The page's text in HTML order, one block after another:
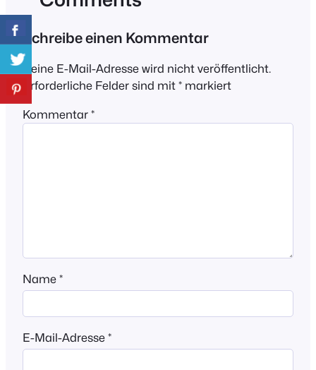
Schreibe einen Kommentar
Deine E-Mail-Adresse wird nicht veröffentlicht.
Erforderliche Felder sind mit * markiert
Kommentar *
Name *
E-Mail-Adresse *